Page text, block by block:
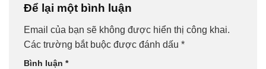
Để lại một bình luận
Email của bạn sẽ không được hiển thị công khai.
Các trường bắt buộc được đánh dấu *
Bình luận *